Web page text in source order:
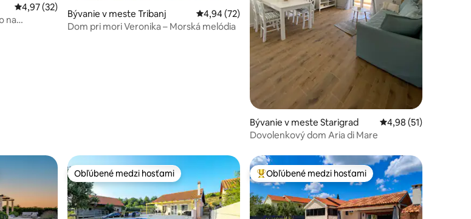
22
Priemerné ohodnotenie 4,97 z 5, počet hodnotení: 32
4,97 (32)
na
Bývanie v meste Tribanj Priemerné ohodnotenie 4,94 z 5, počet hodnotení: 72
4,94 (72)
Dom pri mori Veronika – Morská melódia
Bývanie v meste Starigrad Priemerné
4,98 (51)
Dovolenkový dom Aria di Mare
Obľúbené medzi hosťami
Obľúbené medzi hosťami Najobľúbenejšie medzi hosťami
Obľúbené medzi hosťami